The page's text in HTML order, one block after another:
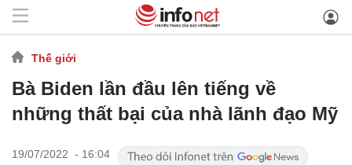
Thế giới
Bà Biden lần đầu lên tiếng về
những thất bại của nhà lãnh đạo Mỹ
19/07/2022 - 16:04